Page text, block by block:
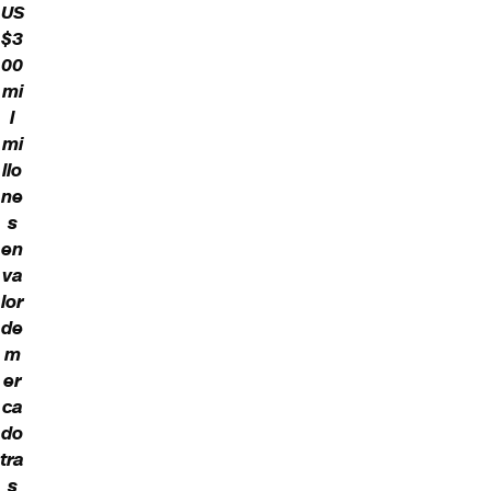
US
$3
00
mi
l
mi
llo
ne
s
en
va
lor
de
m
er
ca
do
tra
s